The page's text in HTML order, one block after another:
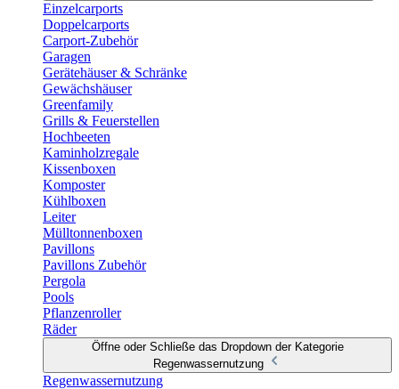
Einzelcarports
Doppelcarports
Carport-Zubehör
Garagen
Gerätehäuser & Schränke
Gewächshäuser
Greenfamily
Grills & Feuerstellen
Hochbeeten
Kaminholzregale
Kissenboxen
Komposter
Kühlboxen
Leiter
Mülltonnenboxen
Pavillons
Pavillons Zubehör
Pergola
Pools
Pflanzenroller
Räder
Öffne oder Schließe das Dropdown der Kategorie
Regenwassernutzung
Regenwassernutzung